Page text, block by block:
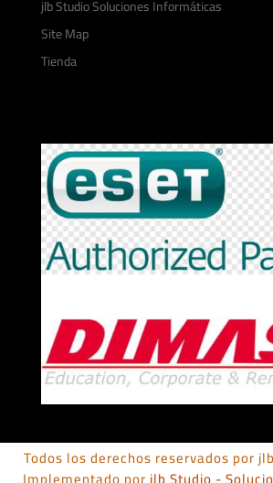
jlb Studio Soluciones Informáticas
Site Map
Tienda
Todos los derechos reservados por